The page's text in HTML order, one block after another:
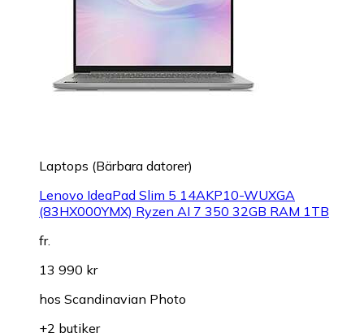
Laptops (Bärbara datorer)
Lenovo IdeaPad Slim 5 14AKP10-WUXGA
(83HX000YMX) Ryzen AI 7 350 32GB RAM 1TB
fr.
13 990 kr
hos Scandinavian Photo
+2 butiker